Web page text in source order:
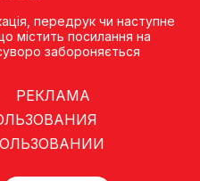
передрук чи наступне
мiстить посилання на
забороняється
РЕКЛАМА